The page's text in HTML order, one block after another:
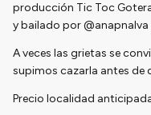
producción Tic Toc
y bailado por @anapnalva
A veces las grietas se
supimos cazarla antes de
Precio localidad